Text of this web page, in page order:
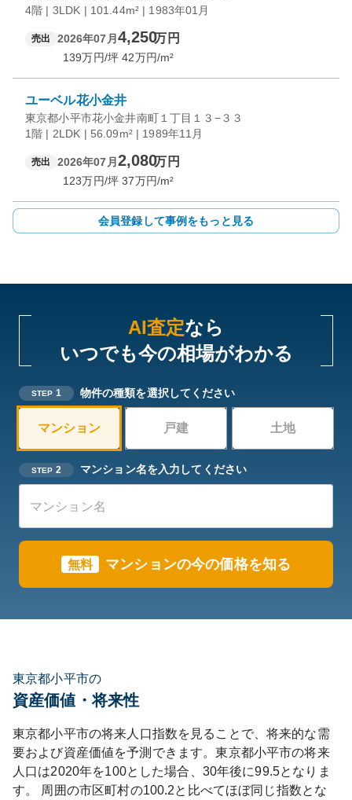
4階 | 3LDK | 101.44m² | 1983年01月
売出 2026年07月 4,250万円
139万円/坪 42万円/m²
ユーベル花小金井
東京都小平市花小金井南町１丁目１３−３３
1階 | 2LDK | 56.09m² | 1989年11月
売出 2026年07月 2,080万円
123万円/坪 37万円/m²
会員登録して事例をもっと見る
AI査定なら
いつでも今の相場がわかる
STEP 1 物件の種類を選択してください
マンション 戸建 土地
STEP 2 マンション名を入力してください
無料 マンションの今の価格を知る
東京都小平市の
資産価値・将来性
東京都小平市の将来人口指数を見ることで、将来的な需
要および資産価値を予測できます。東京都小平市の将来
人口は2020年を100とした場合、30年後に99.5となりま
す。
周囲の市区町村の100.2と比べてほぼ同じ指数とな